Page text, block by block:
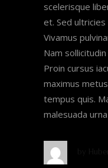
scelerisque
et. Sed
Vivamus
Nam
Proin cursus
maximus
tempus quis.
malesuada